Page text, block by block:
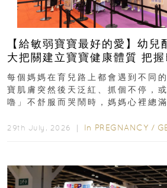
【給敏弱寶寶最好的愛】幼兒
大把關建立寶寶健康體質 把
每個媽媽在育兒路上都會遇到不同
寶肌膚突然後天泛紅、抓個不停，
嚕」不舒服而哭鬧時，媽媽心裡總
29th July, 2026 ｜ In PREGNANCY /